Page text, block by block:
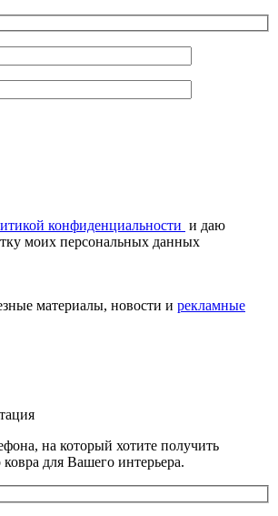
конфиденциальности и даю
моих персональных данных
материалы, новости и рекламные
на который хотите получить
для Вашего интерьера.